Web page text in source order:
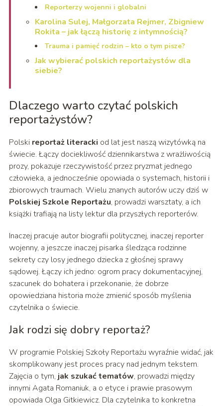
Reporterzy wojenni i globalni
Karolina Sulej, Małgorzata Rejmer, Zbigniew
Rokita – jak łączą historię z intymnością?
Trauma i pamięć rodzin – kto o tym pisze?
Jak wybierać polskich reportażystów dla
siebie?
Dlaczego warto czytać polskich
reportażystów?
Polski reportaż literacki od lat jest naszą wizytówką na
świecie. Łączy dociekliwość dziennikarstwa z wrażliwością
prozy, pokazuje rzeczywistość przez pryzmat jednego
człowieka, a jednocześnie opowiada o systemach, historii i
zbiorowych traumach. Wielu znanych autorów uczy dziś w
Polskiej Szkole Reportażu, prowadzi warsztaty, a ich
książki trafiają na listy lektur dla przyszłych reporterów.
Inaczej pracuje autor biografii politycznej, inaczej reporter
wojenny, a jeszcze inaczej pisarka śledząca rodzinne
sekrety czy losy jednego dziecka z głośnej sprawy
sądowej. Łączy ich jedno: ogrom pracy dokumentacyjnej,
szacunek do bohatera i przekonanie, że dobrze
opowiedziana historia może zmienić sposób myślenia
czytelnika o świecie.
Jak rodzi się dobry reportaż?
W programie Polskiej Szkoły Reportażu wyraźnie widać, jak
skomplikowany jest proces pracy nad jednym tekstem.
Zajęcia o tym, jak szukać tematów, prowadzi między
innymi Agata Romaniuk, a o etyce i prawie prasowym
opowiada Olga Gitkiewicz. Dla czytelnika to konkretna